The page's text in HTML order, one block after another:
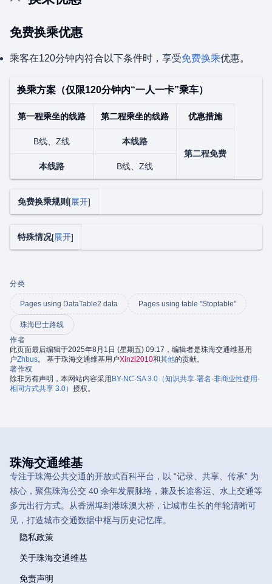
免费换乘优惠
乘客在120分钟内符合以下条件时，享受免费换乘优惠。
换乘方案（仅限120分钟内“一人一卡”乘车）
第一程乘坐的线路 第二程乘坐的线路 优惠措施
B线、Z线
本线路
第二程免费
本线路
B线、Z线
展开
免费换乘规则
展开
特殊情况
分类
Pages using DataTable2 data Pages using table "Stoptable"
珠海巴士路线
作者
此页面最后编辑于2025年8月1日 (星期五) 09:17，编辑者是珠海交通维基用
户Zhbus。 基于珠海交通维基用户Xinzi2010和其他的贡献。
著作权
除非另有声明，本网站内容采用 BY-NC-SA 3.0（知识共享-署名-非商业性使用-
相同方式共享 3.0） 授权。
珠海交通维基
专注于珠海公共交通的开放式百科平台，以 “记录、共享、传承” 为
核心，聚焦珠海公交 40 余年发展脉络，兼及长途客运、水上交通等
多元出行方式。从香洲埠到港珠澳大桥，让城市生长的年轮清晰可
见，打造城市交通数据中枢与历史记忆库。
隐私政策
关于珠海交通维基
免责声明